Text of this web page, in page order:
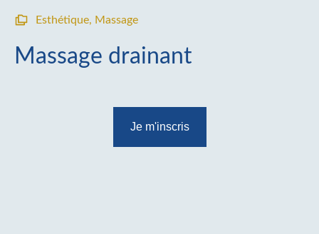
Esthétique, Massage
Massage drainant
Je m'inscris